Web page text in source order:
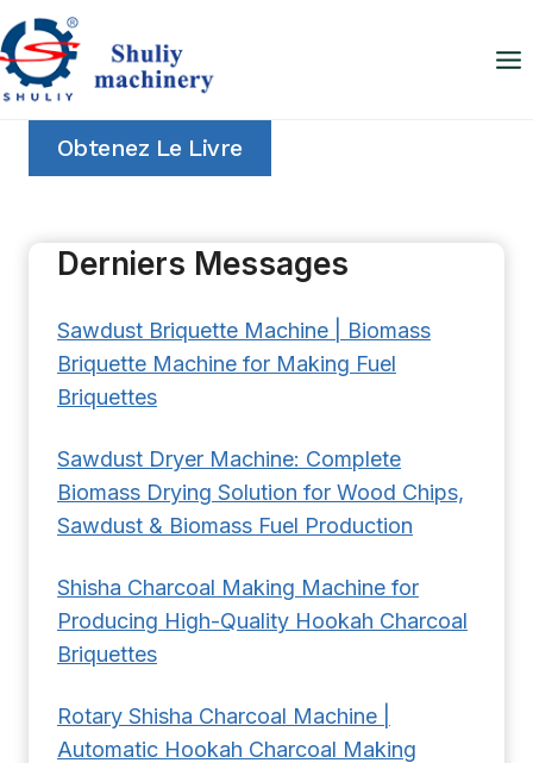
Aller
au
contenu
Obtenez Le Livre
Derniers Messages
Sawdust Briquette Machine | Biomass
Briquette Machine for Making Fuel
Briquettes
Sawdust Dryer Machine: Complete
Biomass Drying Solution for Wood Chips,
Sawdust & Biomass Fuel Production
Shisha Charcoal Making Machine for
Producing High-Quality Hookah Charcoal
Briquettes
Rotary Shisha Charcoal Machine |
Automatic Hookah Charcoal Making